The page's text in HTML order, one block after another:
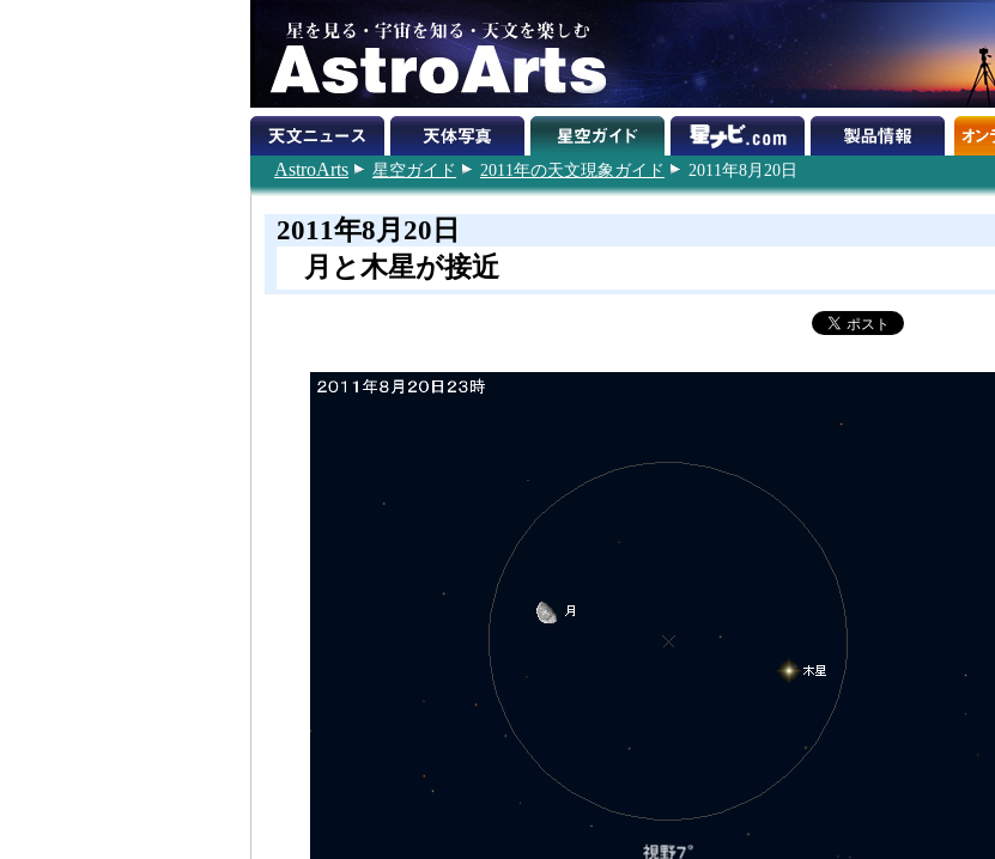
AstroArts 星空ガイド 2011年の天文現象ガイド 2011年8月20日
2011年8月20日
月と木星が接近